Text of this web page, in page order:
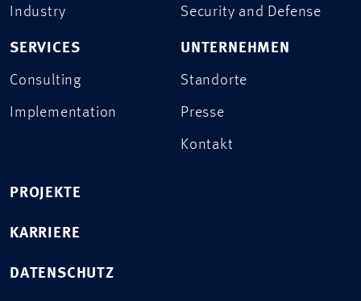
Industry
SERVICES
Consulting
Implementation
Security and Defense
UNTERNEHMEN
Standorte
Presse
Kontakt
PROJEKTE
KARRIERE
DATENSCHUTZ